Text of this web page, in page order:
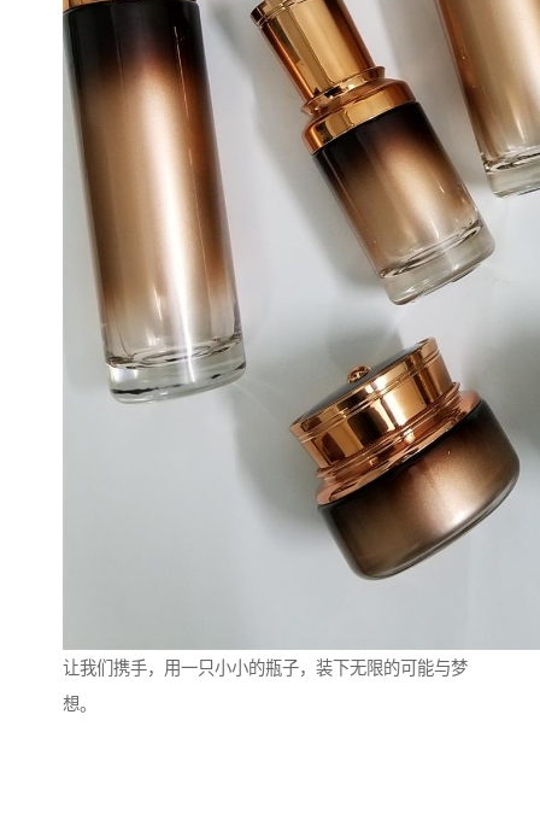
让我们携手，用一只小小的瓶子，装下无限的可能与梦
想。